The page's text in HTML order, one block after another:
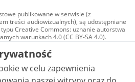
publikowane w serwisie (z
treści audiowizualnych), są udostępniane
Creative Commons: uznanie autorstwa
warunkach 4.0 (CC BY-SA 4.0).
w tym zdjęcia, materiały
są udostępniane na licencji typu
uznanie autorstwa użycie
- bez utworów zależnych 4.0 (CC BY-
o ile nie jest to stwierdzone inaczej.
w celu zapewnienia